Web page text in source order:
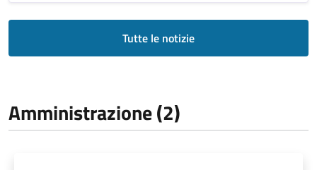
Tutte le notizie
Amministrazione (2)